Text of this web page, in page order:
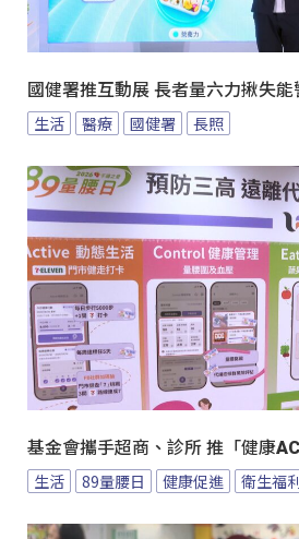
國健署推互動展 長者量六力揪失能
生活 醫療 國健署 長照
基金會攜手超商、診所 推「健康
生活 89量腰日 健康促進 衛生福